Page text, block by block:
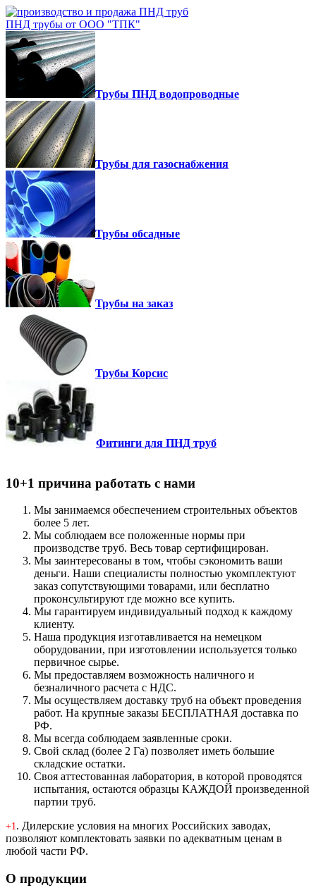
ПНД трубы от ООО "ТПК"
Трубы ПНД водопроводные
Трубы для газоснабжения
Трубы обсадные
Трубы на заказ
Трубы Корсис
Фитинги для ПНД труб
10+1 причина работать с нами
Мы занимаемся обеспечением строительных объектов
более 5 лет.
Мы соблюдаем все положенные нормы при
производстве труб. Весь товар сертифицирован.
Мы заинтересованы в том, чтобы сэкономить ваши
деньги. Наши специалисты полностью укомплектуют
заказ сопутствующими товарами, или бесплатно
проконсультируют где можно все купить.
Мы гарантируем индивидуальный подход к каждому
клиенту.
Наша продукция изготавливается на немецком
оборудовании, при изготовлении используется только
первичное сырье.
Мы предоставляем возможность наличного и
безналичного расчета с НДС.
Мы осуществляем доставку труб на объект проведения
работ. На крупные заказы БЕСПЛАТНАЯ доставка по
РФ.
Мы всегда соблюдаем заявленные сроки.
Свой склад (более 2 Га) позволяет иметь большие
складские остатки.
Своя аттестованная лаборатория, в которой проводятся
испытания, остаются образцы КАЖДОЙ произведенной
партии труб.
+1. Дилерские условия на многих Российских заводах,
позволяют комплектовать заявки по адекватным ценам в
любой части РФ.
О продукции